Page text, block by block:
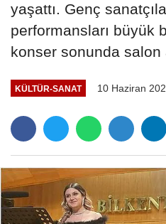
yaşattı. Genç
performansları büyük
konser sonunda salon
KÜLTÜR-SANAT 10 Haziran